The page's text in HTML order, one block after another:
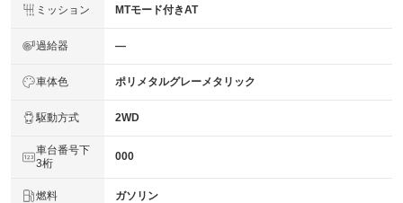
ミッション MTモード付きAT
過給器 ―
車体色 ポリメタルグレーメタリック
駆動方式 2WD
車台番号下
3桁
000
燃料 ガソリン